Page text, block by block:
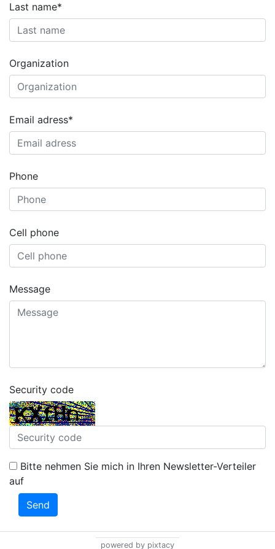
Last name*
Organization
Email adress*
Phone
Cell phone
Message
Security code
Bitte nehmen Sie mich in Ihren Newsletter-Verteiler
auf
Send
powered by pixtacy